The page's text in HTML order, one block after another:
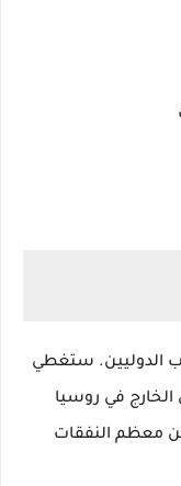
الدوليين. ستغطي
الخارج في روسيا
معظم النفقات